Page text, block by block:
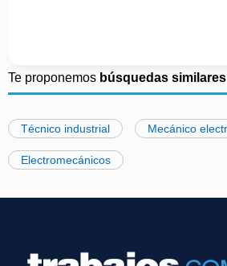
Te proponemos búsquedas similares
Técnico industrial Mecánico
Electromecánicos